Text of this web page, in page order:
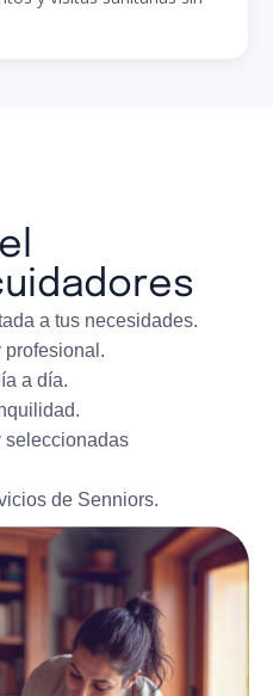
a tus necesidades.
a día.
seleccionadas
de Senniors.